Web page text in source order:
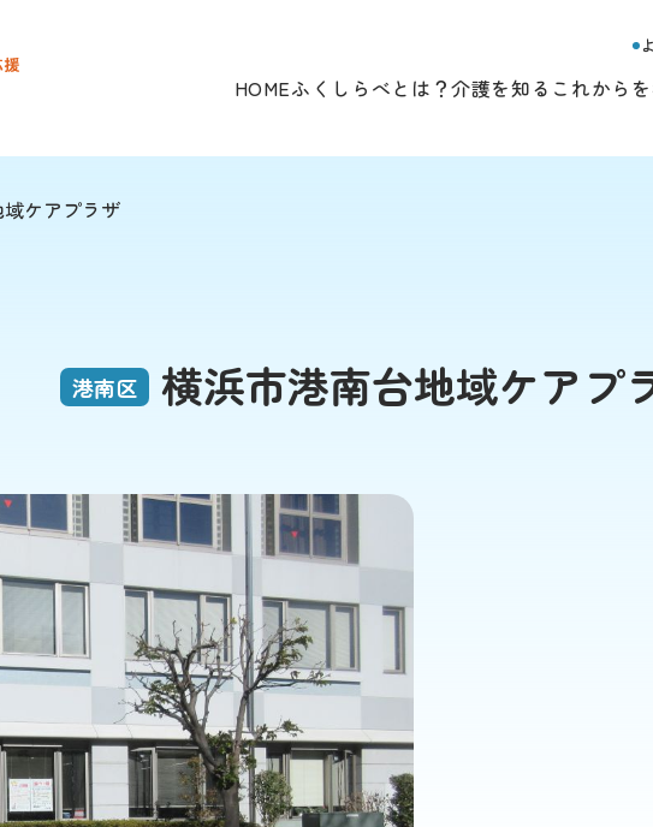
HOMEふくしらべとは？介護を知る これから
ケアプラザ
港南区 横浜市港南台地域ケアプ